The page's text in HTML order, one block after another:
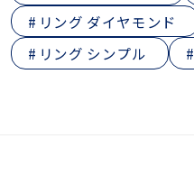
リング ダイヤモンド
リング シンプル